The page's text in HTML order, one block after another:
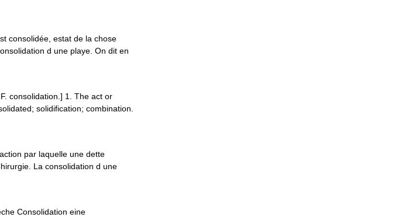
consolidée, estat de la chose
d une playe. On dit en
consolidation.] 1. The act or
solidification; combination.
par laquelle une dette
La consolidation d une
Consolidation eine